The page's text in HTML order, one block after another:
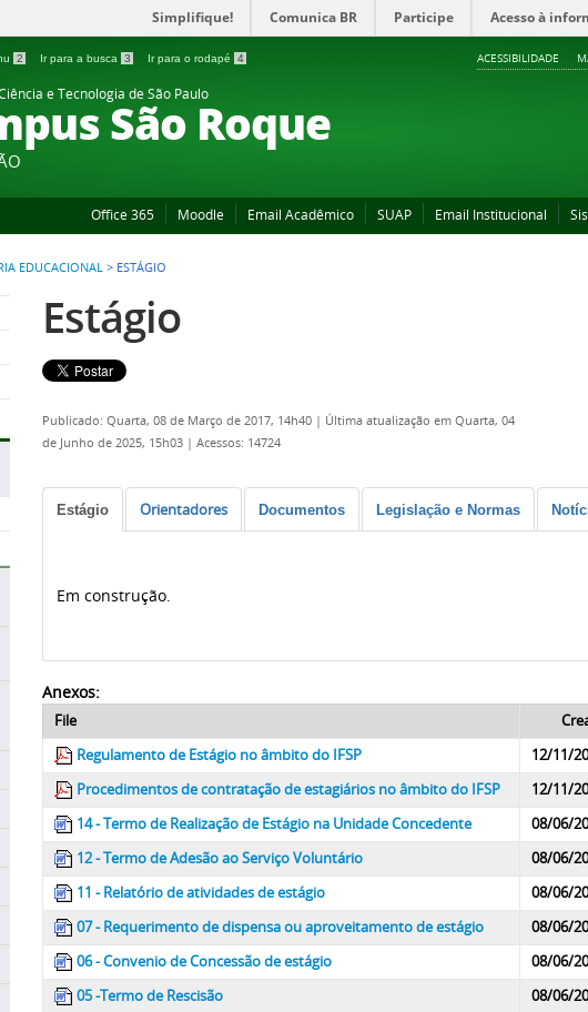
Simplifique! Comunica BR Participe Acesso à
2 Ir para a busca 3 Ir para o rodapé 4 ACESSIBILIDADE
e Tecnologia de São Paulo
São Roque
Office 365 Moodle Email Acadêmico SUAP Email Institucional
EDUCACIONAL > ESTÁGIO
Estágio
Publicado: Quarta, 08 de Março de 2017, 14h40 | Última atualização em Quarta, 04
de Junho de 2025, 15h03 | Acessos: 14724
Estágio Orientadores Documentos Legislação e Normas
Em construção.
Anexos:
File
Regulamento de Estágio no âmbito do IFSP
12/11/
Procedimentos de contratação de estagiários no âmbito do IFSP
12/11/
14 - Termo de Realização de Estágio na Unidade Concedente
08/06/
12 - Termo de Adesão ao Serviço Voluntário
08/06/
11 - Relatório de atividades de estágio
08/06/
07 - Requerimento de dispensa ou aproveitamento de estágio
08/06/
06 - Convenio de Concessão de estágio
08/06/
05 -Termo de Rescisão
08/06/